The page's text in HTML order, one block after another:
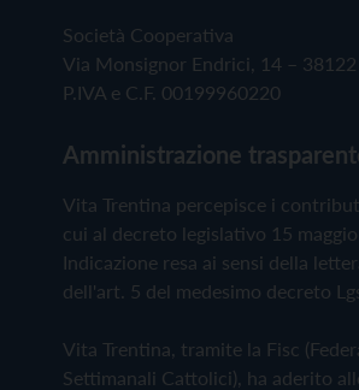
Società Cooperativa
Via Monsignor Endrici, 14 –
P.IVA e C.F. 00199960220
Amministrazione
Vita Trentina percepisce i
cui al decreto legislativo 15
Indicazione resa ai sensi della
dell'art. 5 del medesimo decreto
Vita Trentina, tramite la Fisc
Settimanali Cattolici), ha aderito